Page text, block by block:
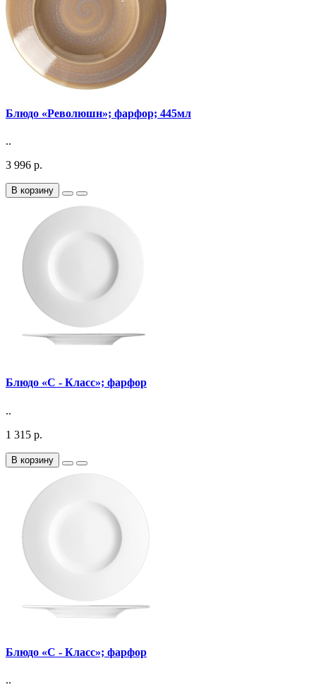
Блюдо «Революшн»; фарфор; 445мл
..
3 996 р.
В корзину
Блюдо «С - Класс»; фарфор
..
1 315 р.
В корзину
Блюдо «С - Класс»; фарфор
..